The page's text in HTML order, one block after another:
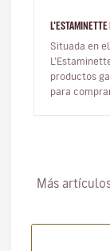
Situada en
productos
para
Más